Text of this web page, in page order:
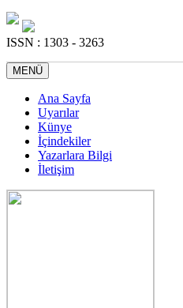
ISSN : 1303 - 3263
MENÜ
Ana Sayfa
Uyarılar
Künye
İçindekiler
Yazarlara Bilgi
İletişim